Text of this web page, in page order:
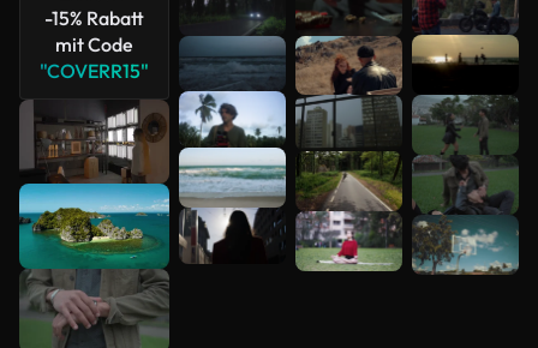
-15% Rabatt
mit Code
"COVERR15"